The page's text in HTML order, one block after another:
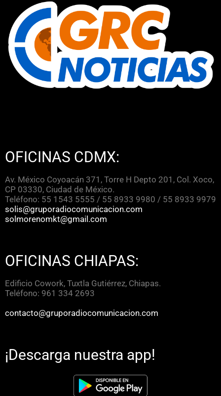
OFICINAS CDMX:
Av. México Coyoacán 371, Torre H Depto 201, Col. Xoco,
CP 03330, Ciudad de México.
Teléfono: 55 1543 5555 / 55 8933 9980 / 55 8933 9979
solis@gruporadiocomunicacion.com
solmorenomkt@gmail.com
OFICINAS CHIAPAS:
Edificio Cowork, Tuxtla Gutiérrez, Chiapas.
Teléfono: 961 334 2693
contacto@gruporadiocomunicacion.com
¡Descarga nuestra app!